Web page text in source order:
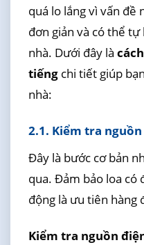
quá lo lắng vì vấn đề
đơn giản và có thể
nhà. Dưới đây là
tiếng chi tiết giúp
nhà:
2.1. Kiểm tra
Đây là bước cơ bản
qua. Đảm bảo loa có
động là ưu tiên hàng
Kiểm tra nguồn